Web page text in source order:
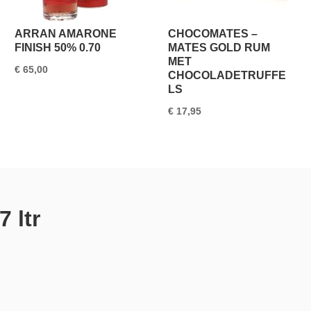
ARRAN AMARONE
FINISH 50% 0.70
€ 65,00
CHOCOMATES –
MATES GOLD RUM
MET
CHOCOLADETRUFFE
LS
€17,95
ltr